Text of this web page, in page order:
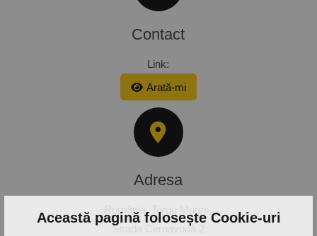
Contact
Link:
Arată-mi
Adresa
România,
Targu Mures,
Strada Cernavodă 2
Această pagină folosește Cookie-uri